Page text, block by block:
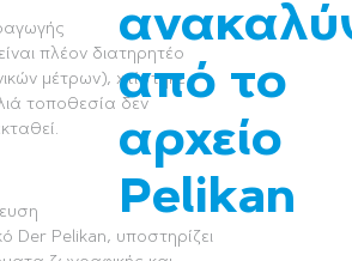
πλέον διατηρητέο
μέτρων), χτίστηκε
τοποθεσία δεν
Der Pelikan, υποστηρίζει
από το
αρχείο
Pelikan